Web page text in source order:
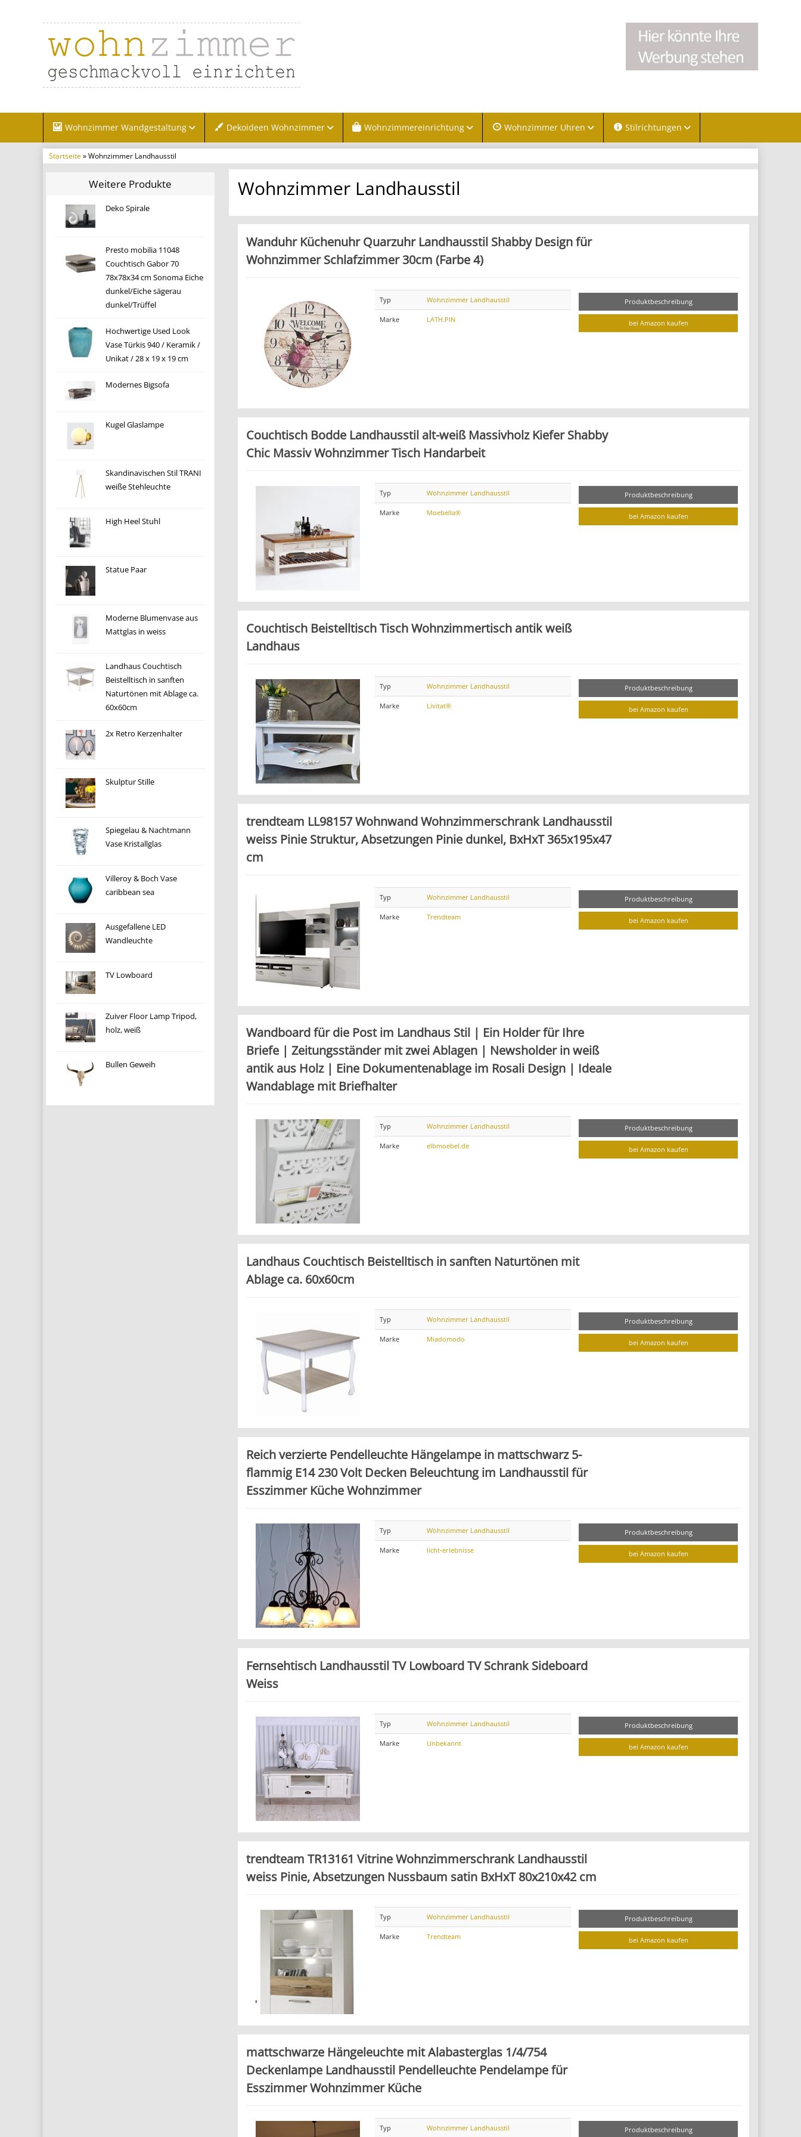
Wohnzimmer Wandgestaltung Dekoideen Wohnzimmer Wohnzimmereinrichtung Wohnzimmer Uhren Stilrichtungen
Startseite» Wohnzimmer Landhausstil
Weitere Produkte
Deko Spirale
Presto mobilia 11048
Couchtisch Gabor 70
78x78x34 cm Sonoma Eiche
dunkel/Eiche sägerau
dunkel/Trüffel
Hochwertige Used Look
Vase Türkis 940 / Keramik /
Unikat / 28 x 19 x 19 cm
Modernes Bigsofa
Kugel Glaslampe
Skandinavischen Stil TRANI
weiße Stehleuchte
High Heel Stuhl
Statue Paar
Moderne Blumenvase aus
Mattglas in weiss
Landhaus Couchtisch
Beistelltisch in sanften
Naturtönen mit Ablage ca.
60x60cm
2x Retro Kerzenhalter
Skulptur Stille
Spiegelau & Nachtmann
Vase Kristallglas
Villeroy & Boch Vase
caribbean sea
Ausgefallene LED
Wandleuchte
TV Lowboard
Zuiver Floor Lamp Tripod,
holz, weiß
Bullen Geweih
Wohnzimmer Landhausstil
Wanduhr Küchenuhr Quarzuhr Landhausstil Shabby Design für
Wohnzimmer Schlafzimmer 30cm (Farbe 4)
Typ Wohnzimmer Landhausstil
Marke LATH.PIN
Produktbeschreibung
bei Amazon kaufen
Couchtisch Bodde Landhausstil alt-weiß Massivholz Kiefer Shabby
Chic Massiv Wohnzimmer Tisch Handarbeit
Typ Wohnzimmer Landhausstil
Marke Moebella®
Produktbeschreibung
bei Amazon kaufen
Couchtisch Beistelltisch Tisch Wohnzimmertisch antik weiß
Landhaus
Typ Wohnzimmer Landhausstil
Marke Livitat®
Produktbeschreibung
bei Amazon kaufen
trendteam LL98157 Wohnwand Wohnzimmerschrank Landhausstil
weiss Pinie Struktur, Absetzungen Pinie dunkel, BxHxT 365x195x47
cm
Typ Wohnzimmer Landhausstil
Marke Trendteam
Produktbeschreibung
bei Amazon kaufen
Wandboard für die Post im Landhaus Stil | Ein Holder für Ihre
Briefe | Zeitungsständer mit zwei Ablagen | Newsholder in weiß
antik aus Holz | Eine Dokumentenablage im Rosali Design | Ideale
Wandablage mit Briefhalter
Typ Wohnzimmer Landhausstil
Marke elbmoebel.de
Produktbeschreibung
bei Amazon kaufen
Landhaus Couchtisch Beistelltisch in sanften Naturtönen mit
Ablage ca. 60x60cm
Typ Wohnzimmer Landhausstil
Marke Miadomodo
Produktbeschreibung
bei Amazon kaufen
Reich verzierte Pendelleuchte Hängelampe in mattschwarz 5-
flammig E14 230 Volt Decken Beleuchtung im Landhausstil für
Esszimmer Küche Wohnzimmer
Typ Wohnzimmer Landhausstil
Marke licht-erlebnisse
Produktbeschreibung
bei Amazon kaufen
Fernsehtisch Landhausstil TV Lowboard TV Schrank Sideboard
Weiss
Typ Wohnzimmer Landhausstil
Marke Unbekannt
Produktbeschreibung
bei Amazon kaufen
trendteam TR13161 Vitrine Wohnzimmerschrank Landhausstil
weiss Pinie, Absetzungen Nussbaum satin BxHxT 80x210x42 cm
Typ Wohnzimmer Landhausstil
Marke Trendteam
Produktbeschreibung
bei Amazon kaufen
mattschwarze Hängeleuchte mit Alabasterglas 1/4/754
Deckenlampe Landhausstil Pendelleuchte Pendelampe für
Esszimmer Wohnzimmer Küche
Typ Wohnzimmer Landhausstil Produktbeschreibung